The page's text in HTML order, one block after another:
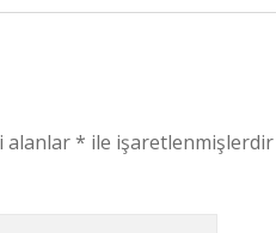
alanlar* ile işaretlenmişlerdir